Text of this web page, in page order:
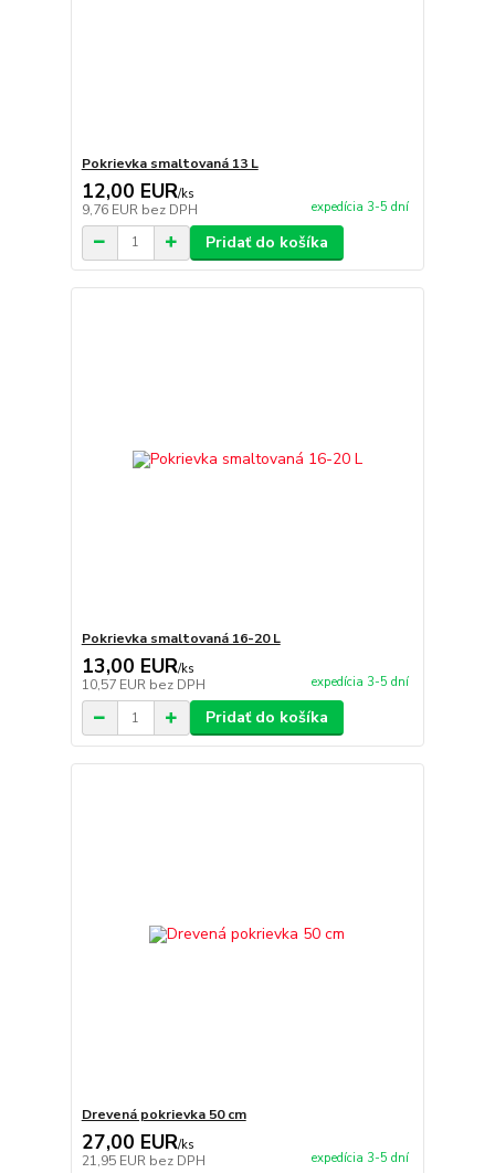
Pokrievka smaltovaná 13 L
12,00 EUR/ks
9,76 EUR bez DPH expedícia 3-5 dní
Pridať do košíka
Pokrievka smaltovaná 16-20 L
13,00 EUR/ks
10,57 EUR bez DPH expedícia 3-5 dní
Pridať do košíka
Drevená pokrievka 50 cm
27,00 EUR/ks
21,95 EUR bez DPH expedícia 3-5 dní